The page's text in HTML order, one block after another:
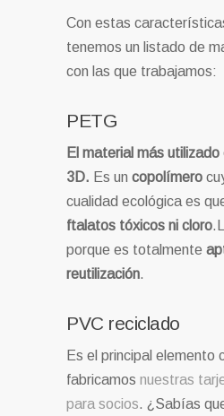
Con estas
tenemos un listado de
con las que trabajamos:
PETG
El material más utilizado
3D. Es un copolímero
cualidad ecológica es
ftalatos tóxicos ni cloro
porque es totalmente
reutilización.
PVC reciclado
Es el principal elemento
fabricamos nuestras
para socios. ¿Sabías